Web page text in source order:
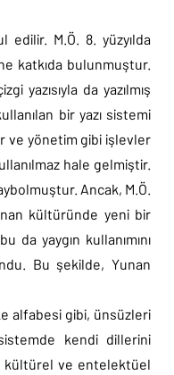
edilir. M.Ö. 8. yüzyılda
katkıda bulunmuştur.
yazısıyla da yazılmış
bir yazı sistemi
ve yönetim gibi işlevler
hale gelmiştir.
Ancak, M.Ö.
kültüründe yeni bir
yaygın kullanımını
Bu şekilde, Yunan
alfabesi gibi, ünsüzleri
kendi dillerini
kültürel ve entelektüel